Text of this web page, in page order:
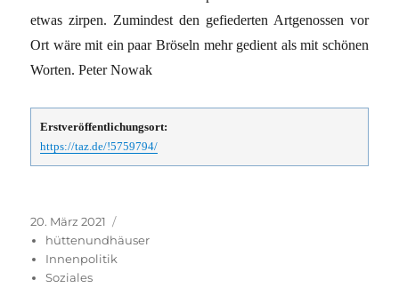
etwas zirpen. Zumindest den gefiederten Artgenossen vor
Ort wäre mit ein paar Bröseln mehr gedient als mit schönen
Worten. Peter Nowak
Erstveröffentlichungsort:
https://taz.de/!5759794/
Veröffentlicht
am
20. März 2021
hüttenundhäuser
Innenpolitik
Soziales